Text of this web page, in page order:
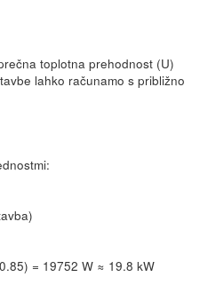
toplotna prehodnost (U)
lahko računamo s približno
= 19752 W ≈ 19.8 kW